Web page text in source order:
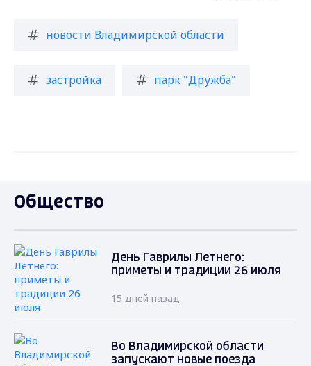
новости Владимирской области
застройка парк "Дружба"
Общество
День Гаврилы Летнего:
приметы и традиции 26 июля
15 дней назад
Во Владимирской области
запускают новые поезда